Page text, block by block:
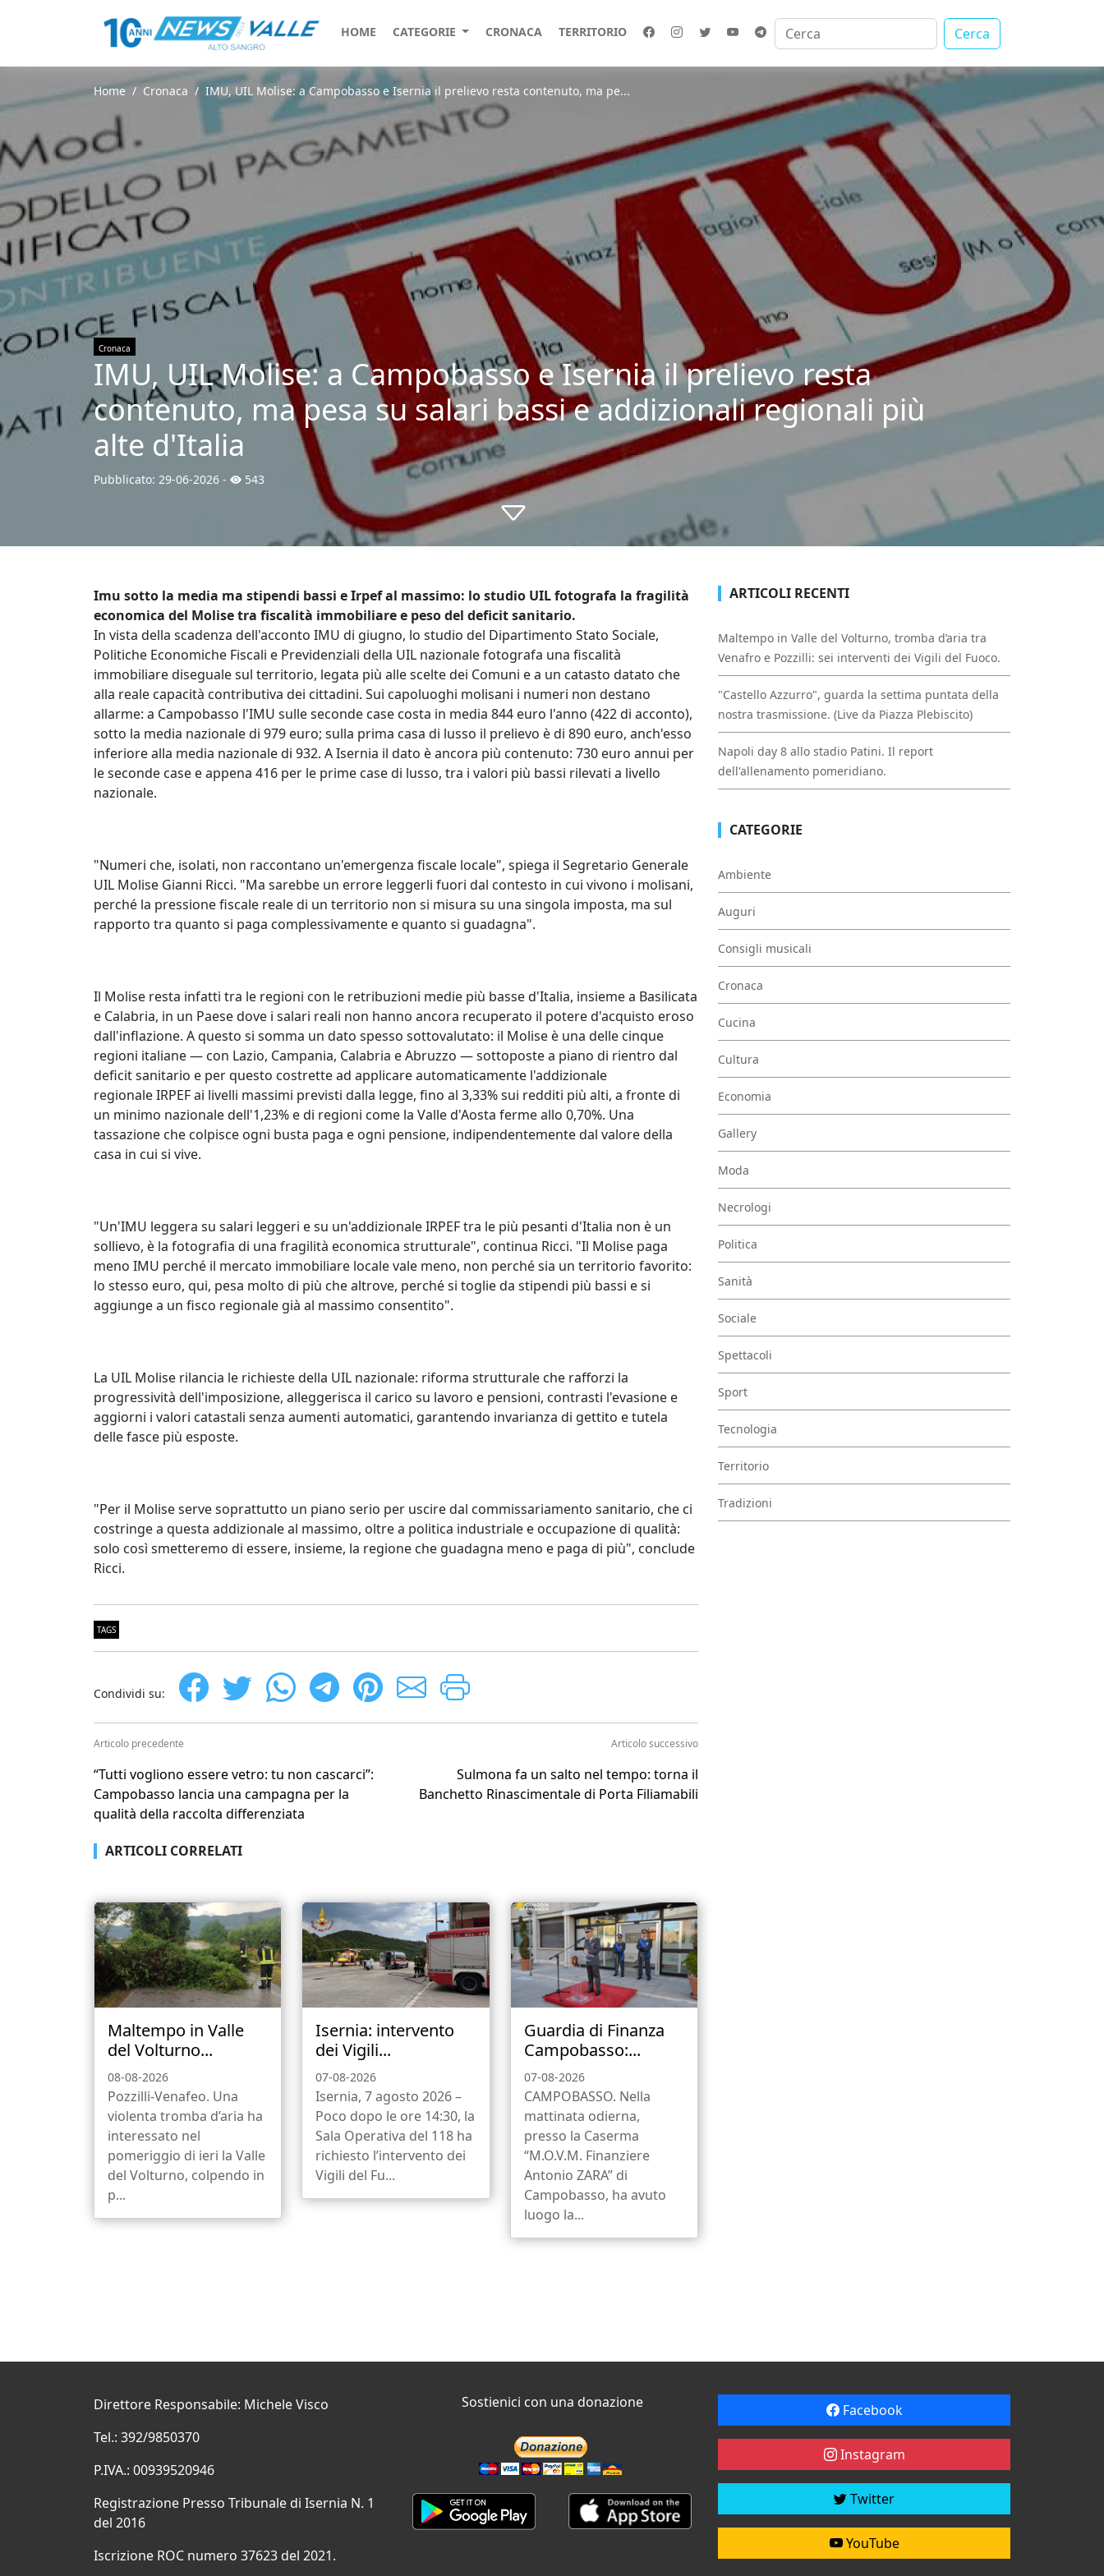
HOME CATEGORIE CRONACA TERRITORIO Cerca
Home Cronaca IMU, UIL Molise: a Campobasso e Isernia il prelievo resta contenuto, ma pe...
Cronaca
IMU, UIL Molise: a Campobasso e Isernia il prelievo resta
contenuto, ma pesa su salari bassi e addizionali regionali più
alte d'Italia
Pubblicato: 29-06-2026 - 543
Imu sotto la media ma stipendi bassi e Irpef al massimo: lo studio UIL fotografa la fragilità
economica del Molise tra fiscalità immobiliare e peso del deficit sanitario.
In vista della scadenza dell'acconto IMU di giugno, lo studio del Dipartimento Stato Sociale,
Politiche Economiche Fiscali e Previdenziali della UIL nazionale fotografa una fiscalità
immobiliare diseguale sul territorio, legata più alle scelte dei Comuni e a un catasto datato che
alla reale capacità contributiva dei cittadini. Sui capoluoghi molisani i numeri non destano
allarme: a Campobasso l'IMU sulle seconde case costa in media 844 euro l'anno (422 di acconto),
sotto la media nazionale di 979 euro; sulla prima casa di lusso il prelievo è di 890 euro, anch'esso
inferiore alla media nazionale di 932. A Isernia il dato è ancora più contenuto: 730 euro annui per
le seconde case e appena 416 per le prime case di lusso, tra i valori più bassi rilevati a livello
nazionale.
"Numeri che, isolati, non raccontano un'emergenza fiscale locale", spiega il Segretario Generale
UIL Molise Gianni Ricci. "Ma sarebbe un errore leggerli fuori dal contesto in cui vivono i molisani,
perché la pressione fiscale reale di un territorio non si misura su una singola imposta, ma sul
rapporto tra quanto si paga complessivamente e quanto si guadagna".
Il Molise resta infatti tra le regioni con le retribuzioni medie più basse d'Italia, insieme a Basilicata
e Calabria, in un Paese dove i salari reali non hanno ancora recuperato il potere d'acquisto eroso
dall'inflazione. A questo si somma un dato spesso sottovalutato: il Molise è una delle cinque
regioni italiane — con Lazio, Campania, Calabria e Abruzzo — sottoposte a piano di rientro dal
deficit sanitario e per questo costrette ad applicare automaticamente l'addizionale
regionale IRPEF ai livelli massimi previsti dalla legge, fino al 3,33% sui redditi più alti, a fronte di
un minimo nazionale dell'1,23% e di regioni come la Valle d'Aosta ferme allo 0,70%. Una
tassazione che colpisce ogni busta paga e ogni pensione, indipendentemente dal valore della
casa in cui si vive.
"Un'IMU leggera su salari leggeri e su un'addizionale IRPEF tra le più pesanti d'Italia non è un
sollievo, è la fotografia di una fragilità economica strutturale", continua Ricci. "Il Molise paga
meno IMU perché il mercato immobiliare locale vale meno, non perché sia un territorio favorito:
lo stesso euro, qui, pesa molto di più che altrove, perché si toglie da stipendi più bassi e si
aggiunge a un fisco regionale già al massimo consentito".
La UIL Molise rilancia le richieste della UIL nazionale: riforma strutturale che rafforzi la
progressività dell'imposizione, alleggerisca il carico su lavoro e pensioni, contrasti l'evasione e
aggiorni i valori catastali senza aumenti automatici, garantendo invarianza di gettito e tutela
delle fasce più esposte.
"Per il Molise serve soprattutto un piano serio per uscire dal commissariamento sanitario, che ci
costringe a questa addizionale al massimo, oltre a politica industriale e occupazione di qualità:
solo così smetteremo di essere, insieme, la regione che guadagna meno e paga di più", conclude
Ricci.
TAGS
Condividi su:
Articolo precedente
“Tutti vogliono essere vetro: tu non cascarci”:
Campobasso lancia una campagna per la
qualità della raccolta differenziata
Articolo successivo
Sulmona fa un salto nel tempo: torna il
Banchetto Rinascimentale di Porta Filiamabili
ARTICOLI CORRELATI
Maltempo in Valle
del Volturno...
08-08-2026
Pozzilli-Venafeo. Una
violenta tromba d’aria ha
interessato nel
pomeriggio di ieri la Valle
del Volturno, colpendo in
p...
Isernia: intervento
dei Vigili...
07-08-2026
Isernia, 7 agosto 2026 –
Poco dopo le ore 14:30, la
Sala Operativa del 118 ha
richiesto l’intervento dei
Vigili del Fu...
Guardia di Finanza
Campobasso:...
07-08-2026
CAMPOBASSO. Nella
mattinata odierna,
presso la Caserma
“M.O.V.M. Finanziere
Antonio ZARA” di
Campobasso, ha avuto
luogo la...
ARTICOLI RECENTI
Maltempo in Valle del Volturno, tromba d’aria tra
Venafro e Pozzilli: sei interventi dei Vigili del Fuoco.
"Castello Azzurro", guarda la settima puntata della
nostra trasmissione. (Live da Piazza Plebiscito)
Napoli day 8 allo stadio Patini. Il report
dell'allenamento pomeridiano.
CATEGORIE
Ambiente
Auguri
Consigli musicali
Cronaca
Cucina
Cultura
Economia
Gallery
Moda
Necrologi
Politica
Sanità
Sociale
Spettacoli
Sport
Tecnologia
Territorio
Tradizioni
Direttore Responsabile: Michele Visco
Tel.: 392/9850370
P.IVA.: 00939520946
Registrazione Presso Tribunale di Isernia N. 1
del 2016
Iscrizione ROC numero 37623 del 2021.
Sostienici con una donazione Facebook
Instagram
Twitter
YouTube